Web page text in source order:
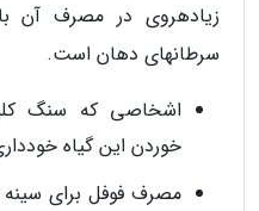
زیادهروی در مصرف آن
سرطانهای دهان است.
اشخاصی که سنگ
خوردن این گیاه
مصرف فوفل برای